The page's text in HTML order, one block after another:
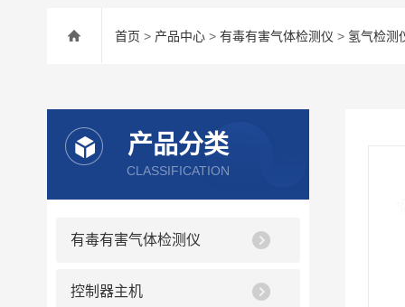
首页 > 产品中心 > 有毒有害气体检测仪 > 氢气检测
产品分类
CLASSIFICATION
有毒有害气体检测仪
控制器主机